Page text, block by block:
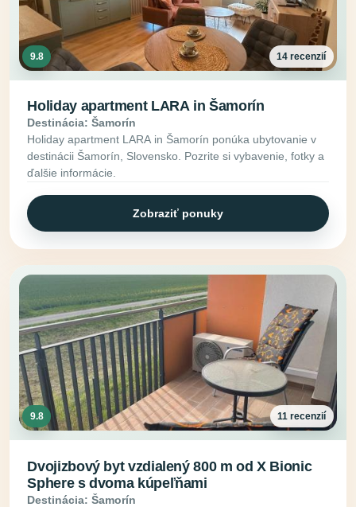
9.8 14 recenzií
Holiday apartment LARA in Šamorín
Destinácia: Šamorín
Holiday apartment LARA in Šamorín ponúka ubytovanie v
destinácii Šamorín, Slovensko. Pozrite si vybavenie, fotky a
ďalšie informácie.
Zobraziť ponuky
9.8 11 recenzií
Dvojizbový byt vzdialený 800 m od X Bionic
Sphere s dvoma kúpeľňami
Destinácia: Šamorín